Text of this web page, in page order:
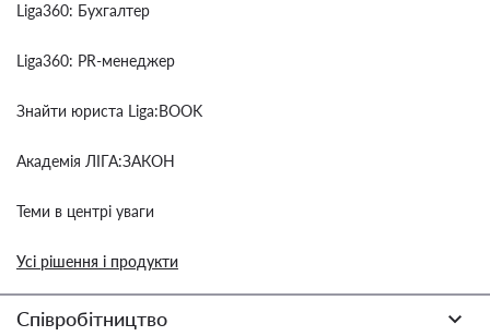
Liga360: Бухгалтер
Liga360: PR-менеджер
Знайти юриста Liga:BOOK
Академія ЛІГА:ЗАКОН
Теми в центрі уваги
Усі рішення і продукти
Співробітництво